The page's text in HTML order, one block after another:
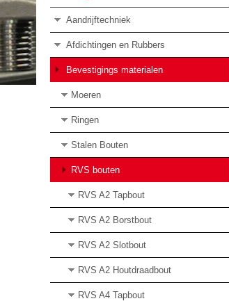
Aandrijftechniek
Afdichtingen en Rubbers
Bevestigings materialen
Moeren
Ringen
Stalen Bouten
RVS bouten
RVS A2 Tapbout
RVS A2 Borstbout
RVS A2 Slotbout
RVS A2 Houtdraadbout
RVS A4 Tapbout